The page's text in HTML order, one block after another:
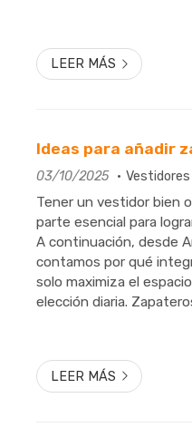
LEER MÁS
Ideas para añadir
03/10/2025 Vestidores
Tener un vestidor bien
parte esencial para
A continuación, desde
contamos por qué
solo maximiza el
elección diaria.
LEER MÁS